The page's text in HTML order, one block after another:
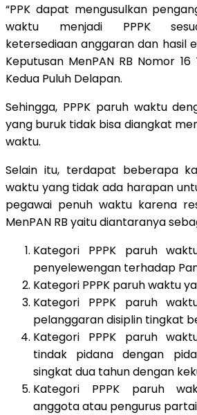
“PPK dapat mengusulkan
waktu menjadi PPPK
ketersediaan anggaran dan hasil
Keputusan MenPAN RB Nomor
Kedua Puluh Delapan.
Sehingga, PPPK paruh waktu
yang buruk tidak bisa diangkat
waktu.
Selain itu, terdapat beberapa
waktu yang tidak ada harapan
pegawai penuh waktu karena
MenPAN RB yaitu diantaranya
Kategori PPPK paruh
penyelewengan terhadap
Kategori PPPK paruh waktu
Kategori PPPK paruh
pelanggaran disiplin tingkat
Kategori PPPK paruh
tindak pidana dengan
singkat dua tahun dengan
Kategori PPPK paruh
anggota atau pengurus